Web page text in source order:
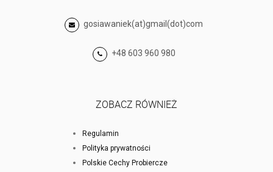
gosiawaniek(at)gmail(dot)com
+48 603 960 980
ZOBACZ RÓWNIEŻ
Regulamin
Polityka prywatności
Polskie Cechy Probiercze